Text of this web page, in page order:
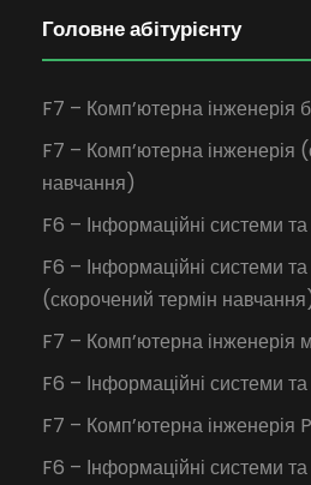
Головне абітурієнту
F7 – Комп’ютерна інженерія
F7 – Комп’ютерна інженерія
навчання)
F6 – Інформаційні системи та
F6 – Інформаційні системи та
(скорочений термін
F7 – Комп’ютерна інженерія
F6 – Інформаційні системи та
F7 – Комп’ютерна інженерія
F6 – Інформаційні системи та